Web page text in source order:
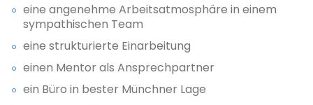
eine angenehme Arbeitsatmosphäre in einem
sympathischen Team
eine strukturierte Einarbeitung
einen Mentor als Ansprechpartner
ein Büro in bester Münchner Lage